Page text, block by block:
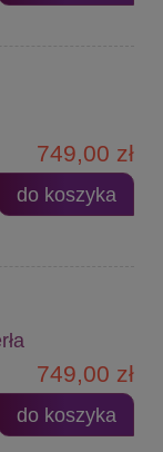
749,00 zł
do koszyka
749,00 zł
do koszyka